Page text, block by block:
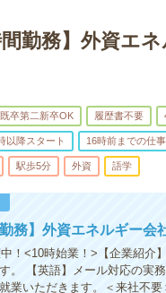
間勤務】外資エ
既卒第二新卒OK 履歴書不要
以降スタート 16時前までの仕事
駅歩5分 外資 語学
務】外資エネルギー会
！<10時始業！>【企業紹介
。 【英語】メール対応の実
業いただきます。＜来社不